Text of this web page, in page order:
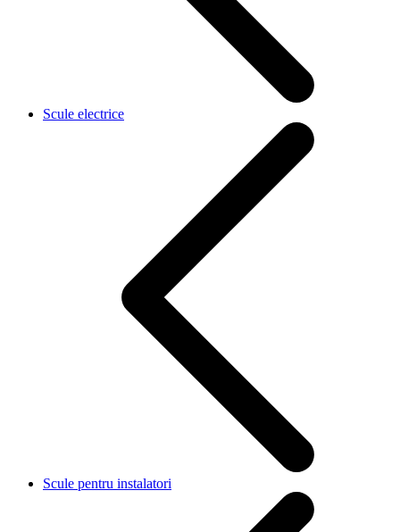
Scule electrice
Scule pentru instalatori